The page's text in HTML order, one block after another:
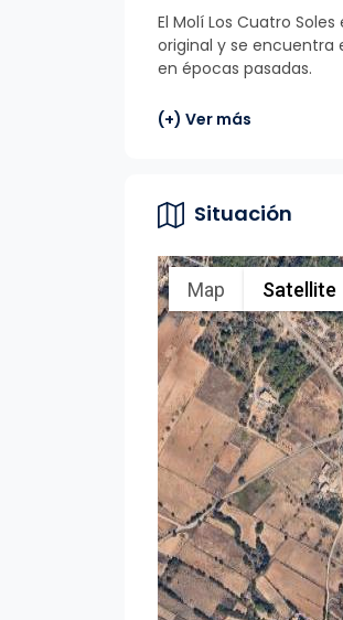
El Molí Los Cuatro
original y se encuentra
en épocas pasadas.
(+) Ver más
Situación
Map Satellite